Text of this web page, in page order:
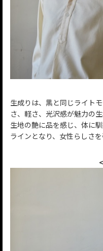
生成りは、黒と同じライト
さ、軽さ、光沢感が魅力の
生地の艶に品を感じ、体に
ラインとなり、女性らしさ